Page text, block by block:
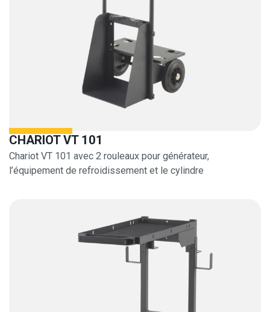
CHARIOT VT 101
Chariot VT 101 avec 2 rouleaux pour générateur,
l’équipement de refroidissement et le cylindre